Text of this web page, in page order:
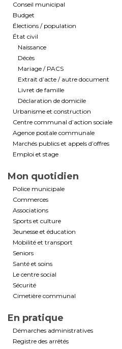
Conseil municipal
Budget
Élections / population
État civil
Naissance
Décès
Mariage / PACS
Extrait d’acte / autre document
Livret de famille
Déclaration de domicile
Urbanisme et construction
Centre communal d’action sociale
Agence postale communale
Marchés publics et appels d’offres
Emploi et stage
Mon quotidien
Police municipale
Commerces
Associations
Sports et culture
Jeunesse et éducation
Mobilité et transport
Seniors
Santé et soins
Le centre social
Sécurité
Cimetière communal
En pratique
Démarches administratives
Registre des arrêtés